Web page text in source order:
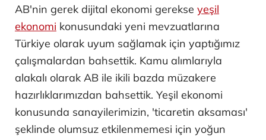
AB'nin gerek dijital ekonomi gerekse yeşil
ekonomi konusundaki yeni mevzuatlarına
Türkiye olarak uyum sağlamak için yaptığımız
çalışmalardan bahsettik. Kamu alımlarıyla
alakalı olarak AB ile ikili bazda müzakere
hazırlıklarımızdan bahsettik. Yeşil ekonomi
konusunda sanayilerimizin, 'ticaretin aksaması'
şeklinde olumsuz etkilenmemesi için yoğun